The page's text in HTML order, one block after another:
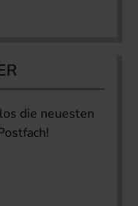
die neuesten